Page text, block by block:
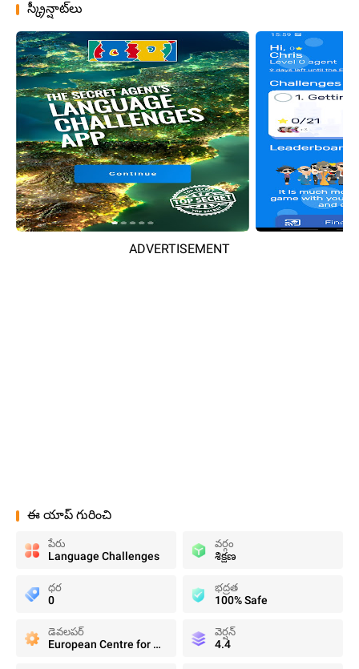
స్క్రీన్షాట్‌లు
ADVERTISEMENT
ఈ యాప్ గురించి
పేరు
Language Challenges
వర్గం
శిక్షణ
ధర
0
భద్రత
100% Safe
డెవలపర్
European Centre for Modern Languages
వెర్షన్
4.4